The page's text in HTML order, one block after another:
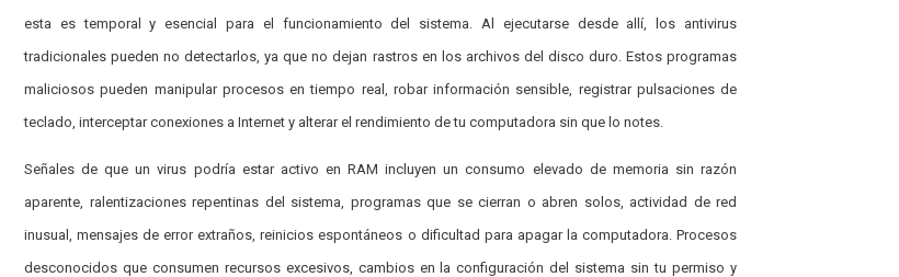
esta es temporal y esencial para el funcionamiento del sistema. Al ejecutarse desde allí, los antivirus
tradicionales pueden no detectarlos, ya que no dejan rastros en los archivos del disco duro. Estos programas
maliciosos pueden manipular procesos en tiempo real, robar información sensible, registrar pulsaciones de
teclado, interceptar conexiones a Internet y alterar el rendimiento de tu computadora sin que lo notes.
Señales de que un virus podría estar activo en RAM incluyen un consumo elevado de memoria sin razón
aparente, ralentizaciones repentinas del sistema, programas que se cierran o abren solos, actividad de red
inusual, mensajes de error extraños, reinicios espontáneos o dificultad para apagar la computadora. Procesos
desconocidos que consumen recursos excesivos, cambios en la configuración del sistema sin tu permiso y